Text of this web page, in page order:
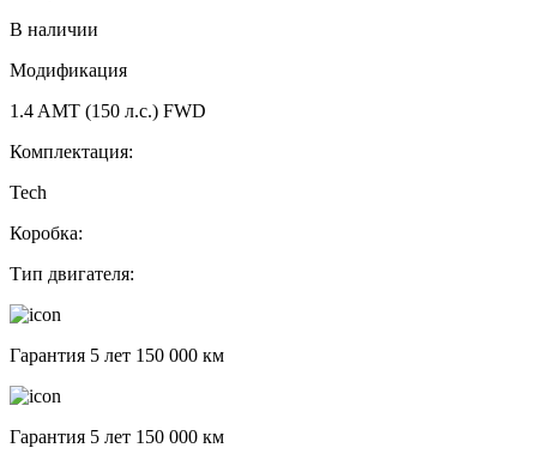
В наличии
Модификация
1.4 AMT (150 л.с.) FWD
Комплектация:
Tech
Коробка:
Тип двигателя:
Гарантия 5 лет 150 000 км
Гарантия 5 лет 150 000 км